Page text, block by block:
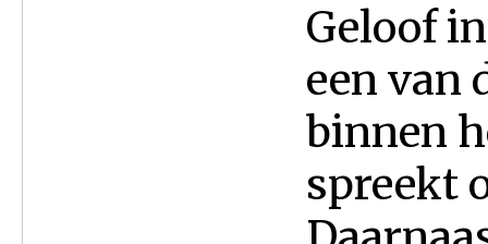
Geloof
een van
binnen
spreekt